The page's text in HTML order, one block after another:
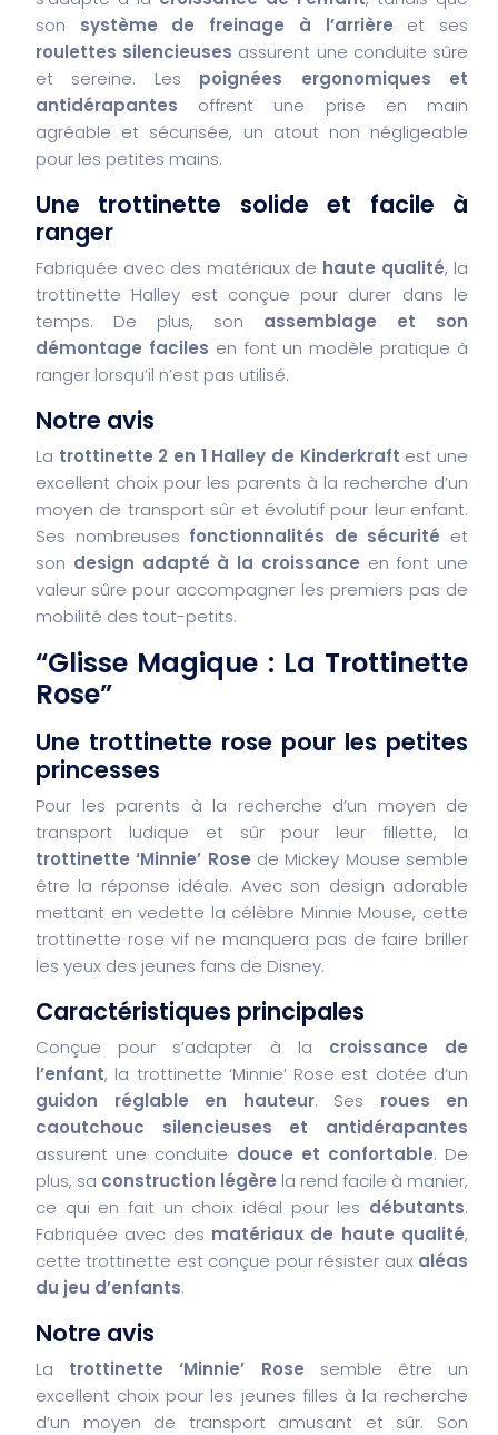
son système de freinage à l’arrière et ses
roulettes silencieuses assurent une conduite sûre
et sereine. Les poignées ergonomiques et
antidérapantes offrent une prise en main
agréable et sécurisée, un atout non négligeable
pour les petites mains.
Une trottinette solide et facile à
ranger
Fabriquée avec des matériaux de haute qualité, la
trottinette Halley est conçue pour durer dans le
temps. De plus, son assemblage et son
démontage faciles en font un modèle pratique à
ranger lorsqu’il n’est pas utilisé.
Notre avis
La trottinette 2 en 1 Halley de Kinderkraft est une
excellent choix pour les parents à la recherche d’un
moyen de transport sûr et évolutif pour leur enfant.
Ses nombreuses fonctionnalités de sécurité et
son design adapté à la croissance en font une
valeur sûre pour accompagner les premiers pas de
mobilité des tout-petits.
“Glisse Magique : La Trottinette
Rose”
Une trottinette rose pour les petites
princesses
Pour les parents à la recherche d’un moyen de
transport ludique et sûr pour leur fillette, la
trottinette ‘Minnie’ Rose de Mickey Mouse semble
être la réponse idéale. Avec son design adorable
mettant en vedette la célèbre Minnie Mouse, cette
trottinette rose vif ne manquera pas de faire briller
les yeux des jeunes fans de Disney.
Caractéristiques principales
Conçue pour s’adapter à la croissance de
l’enfant, la trottinette ‘Minnie’ Rose est dotée d’un
guidon réglable en hauteur. Ses roues en
caoutchouc silencieuses et antidérapantes
assurent une conduite douce et confortable. De
plus, sa construction légère la rend facile à manier,
ce qui en fait un choix idéal pour les débutants.
Fabriquée avec des matériaux de haute qualité,
cette trottinette est conçue pour résister aux aléas
du jeu d’enfants.
Notre avis
La trottinette ‘Minnie’ Rose semble être un
excellent choix pour les jeunes filles à la recherche
d’un moyen de transport amusant et sûr. Son